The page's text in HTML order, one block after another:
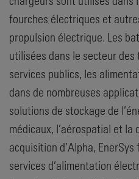
fourches électriques et
propulsion électrique. Les
utilisées dans le secteur
services publics, les
dans de nombreuses
solutions de stockage de
médicaux, l’aérospatial et
acquisition d’Alpha,
services d’alimentation